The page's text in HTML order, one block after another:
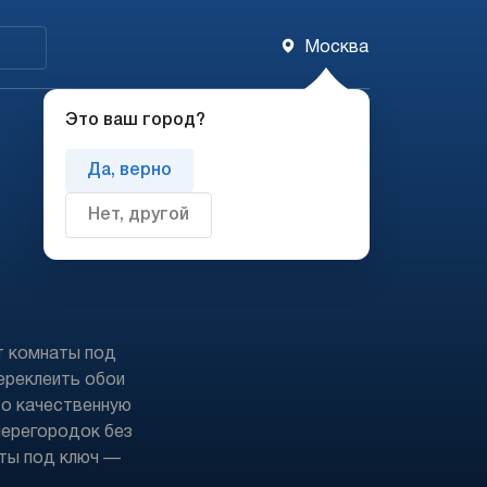
Москва
Это ваш город?
Да, верно
Нет, другой
Добавить компанию
комнаты под
обои
качественную
без
под ключ —